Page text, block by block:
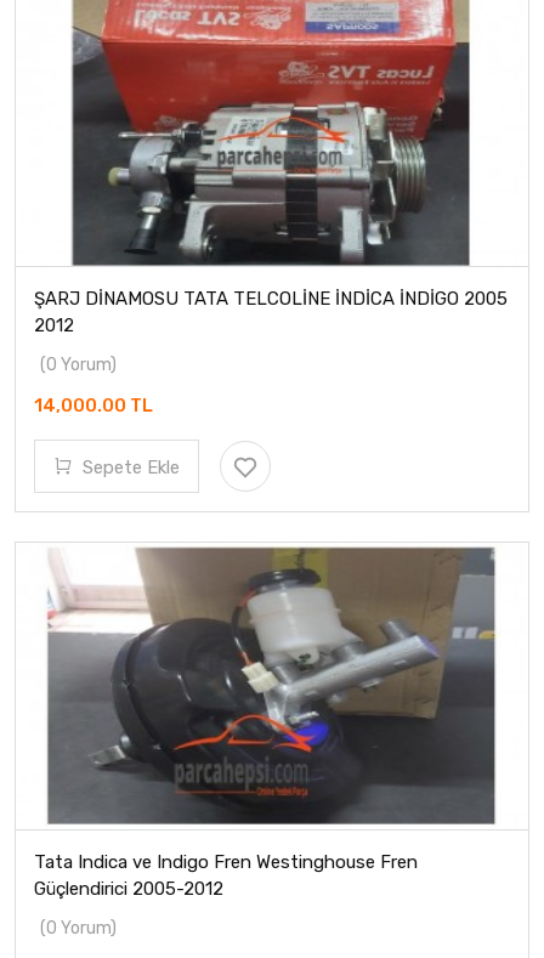
ŞARJ DİNAMOSU TATA TELCOLİNE İNDİCA İNDİGO 2005
2012
(0 Yorum)
14,000.00 TL
Sepete Ekle
Tata Indica ve Indigo Fren Westinghouse Fren
Güçlendirici 2005-2012
(0 Yorum)